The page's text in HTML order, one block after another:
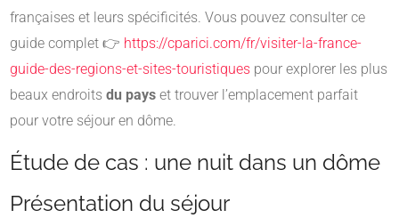
françaises et leurs spécificités. Vous pouvez consulter ce
guide complet 👉 https://cparici.com/fr/visiter-la-france-
guide-des-regions-et-sites-touristiques pour explorer les plus
beaux endroits du pays et trouver l’emplacement parfait
pour votre séjour en dôme.
Étude de cas : une nuit dans un dôme
Présentation du séjour